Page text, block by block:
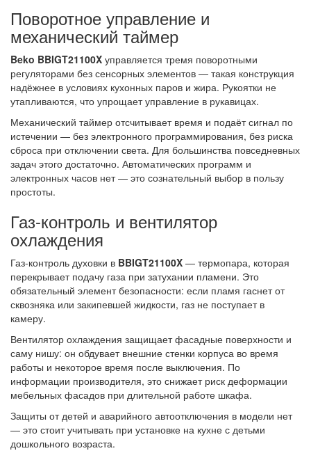
Поворотное управление и
механический таймер
Beko BBIGT21100X управляется тремя поворотными
регуляторами без сенсорных элементов — такая конструкция
надёжнее в условиях кухонных паров и жира. Рукоятки не
утапливаются, что упрощает управление в рукавицах.
Механический таймер отсчитывает время и подаёт сигнал по
истечении — без электронного программирования, без риска
сброса при отключении света. Для большинства повседневных
задач этого достаточно. Автоматических программ и
электронных часов нет — это сознательный выбор в пользу
простоты.
Газ-контроль и вентилятор
охлаждения
Газ-контроль духовки в BBIGT21100X — термопара, которая
перекрывает подачу газа при затухании пламени. Это
обязательный элемент безопасности: если пламя гаснет от
сквозняка или закипевшей жидкости, газ не поступает в
камеру.
Вентилятор охлаждения защищает фасадные поверхности и
саму нишу: он обдувает внешние стенки корпуса во время
работы и некоторое время после выключения. По
информации производителя, это снижает риск деформации
мебельных фасадов при длительной работе шкафа.
Защиты от детей и аварийного автоотключения в модели нет
— это стоит учитывать при установке на кухне с детьми
дошкольного возраста.